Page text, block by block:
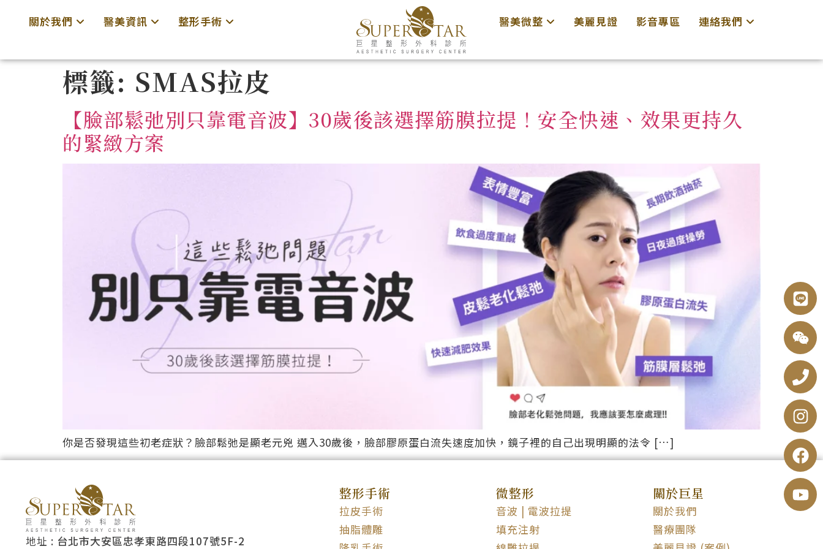
關於我們 醫美資訊 整形手術 醫美微整 美麗見證 影音專區 連絡我們
標籤: SMAS拉皮
【臉部鬆弛別只靠電音波】30歲後該選擇筋膜拉提！安全快速、效果更持久
的緊緻方案
你是否發現這些初老症狀？臉部鬆弛是顯老元兇 邁入30歲後，臉部膠原蛋白流失速度加快，鏡子裡的自己出現明顯的法令 […]
地址 : 台北市大安區忠孝東路四段107號5F-2
整形手術
拉皮手術
抽脂體雕
微整形
音波 | 電波拉提
填充注射
關於巨星
關於我們
醫療團隊